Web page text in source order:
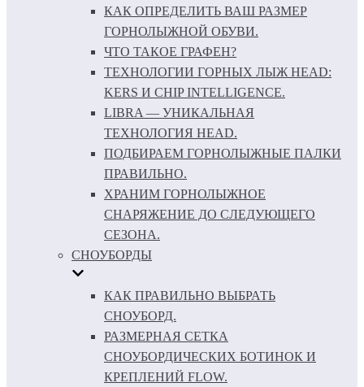
КАК ОПРЕДЕЛИТЬ ВАШ РАЗМЕР
ГОРНОЛЫЖНОЙ ОБУВИ.
ЧТО ТАКОЕ ГРАФЕН?
ТЕХНОЛОГИИ ГОРНЫХ ЛЫЖ HEAD:
KERS И CHIP INTELLIGENCE.
LIBRA — УНИКАЛЬНАЯ
ТЕХНОЛОГИЯ HEAD.
ПОДБИРАЕМ ГОРНОЛЫЖНЫЕ ПАЛКИ
ПРАВИЛЬНО.
ХРАНИМ ГОРНОЛЫЖНОЕ
СНАРЯЖЕНИЕ ДО СЛЕДУЮЩЕГО
СЕЗОНА.
СНОУБОРДЫ
КАК ПРАВИЛЬНО ВЫБРАТЬ
СНОУБОРД.
РАЗМЕРНАЯ СЕТКА
СНОУБОРДИЧЕСКИХ БОТИНОК И
КРЕПЛЕНИЙ FLOW.